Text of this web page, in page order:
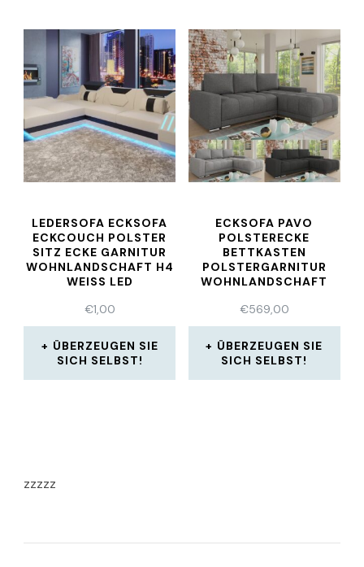
LEDERSOFA ECKSOFA
ECKCOUCH POLSTER
SITZ ECKE GARNITUR
WOHNLANDSCHAFT H4
WEISS LED
€1,00
ÜBERZEUGEN SIE
SICH SELBST!
ECKSOFA PAVO
POLSTERECKE
BETTKASTEN
POLSTERGARNITUR
WOHNLANDSCHAFT
€569,00
ÜBERZEUGEN SIE
SICH SELBST!
zzzzz